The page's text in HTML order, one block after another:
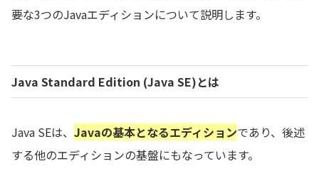
要な3つのJavaエディションについて説明します。
Java Standard Edition (Java SE)とは
Java SEは、 Javaの基本となるエディションであり、後述
する他のエディションの基盤にもなっています。